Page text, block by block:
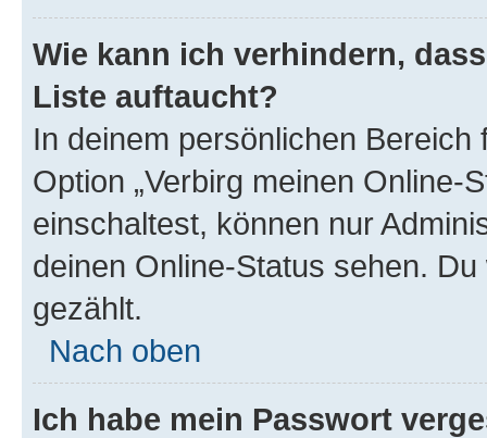
Wie kann ich verhindern,
Liste auftaucht?
In deinem persönlichen
Option „Verbirg meinen Online-
einschaltest, können nur
deinen Online-Status sehen.
gezählt.
Nach oben
Ich habe mein Passwort